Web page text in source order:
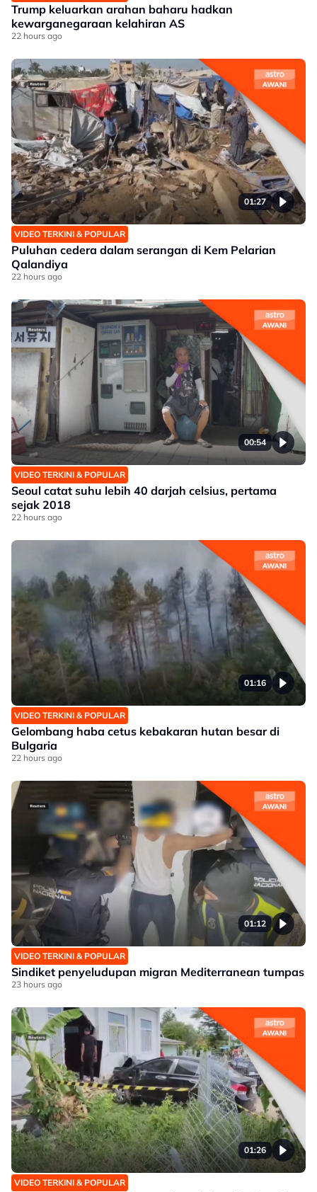
Trump keluarkan arahan baharu hadkan
kewarganegaraan kelahiran AS
22 hours ago
01:27
VIDEO TERKINI & POPULAR
Puluhan cedera dalam serangan di Kem Pelarian
Qalandiya
22 hours ago
00:54
VIDEO TERKINI & POPULAR
Seoul catat suhu lebih 40 darjah celsius, pertama
sejak 2018
22 hours ago
01:16
VIDEO TERKINI & POPULAR
Gelombang haba cetus kebakaran hutan besar di
Bulgaria
22 hours ago
01:12
VIDEO TERKINI & POPULAR
Sindiket penyeludupan migran Mediterranean tumpas
23 hours ago
01:26
VIDEO TERKINI & POPULAR